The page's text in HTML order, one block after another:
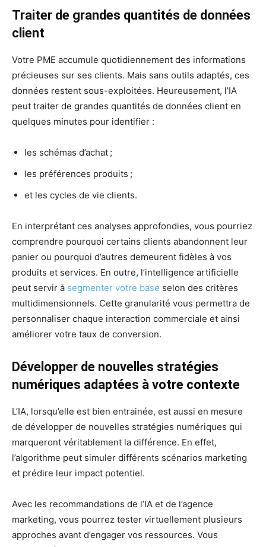
Traiter de grandes quantités de données
client
Votre PME accumule quotidiennement des informations
précieuses sur ses clients. Mais sans outils adaptés, ces
données restent sous-exploitées. Heureusement, l’IA
peut traiter de grandes quantités de données client en
quelques minutes pour identifier :
les schémas d’achat ;
les préférences produits ;
et les cycles de vie clients.
En interprétant ces analyses approfondies, vous pourriez
comprendre pourquoi certains clients abandonnent leur
panier ou pourquoi d’autres demeurent fidèles à vos
produits et services. En outre, l’intelligence artificielle
peut servir à segmenter votre base selon des critères
multidimensionnels. Cette granularité vous permettra de
personnaliser chaque interaction commerciale et ainsi
améliorer votre taux de conversion.
Développer de nouvelles stratégies
numériques adaptées à votre contexte
L’IA, lorsqu’elle est bien entrainée, est aussi en mesure
de développer de nouvelles stratégies numériques qui
marqueront véritablement la différence. En effet,
l’algorithme peut simuler différents scénarios marketing
et prédire leur impact potentiel.
Avec les recommandations de l’IA et de l’agence
marketing, vous pourrez tester virtuellement plusieurs
approches avant d’engager vos ressources. Vous